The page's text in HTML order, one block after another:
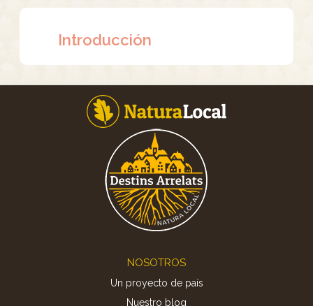
Introducción
NOSOTROS
Un proyecto de país
Nuestro blog